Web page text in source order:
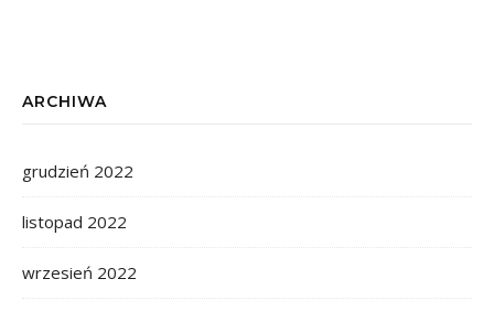
ARCHIWA
grudzień 2022
listopad 2022
wrzesień 2022